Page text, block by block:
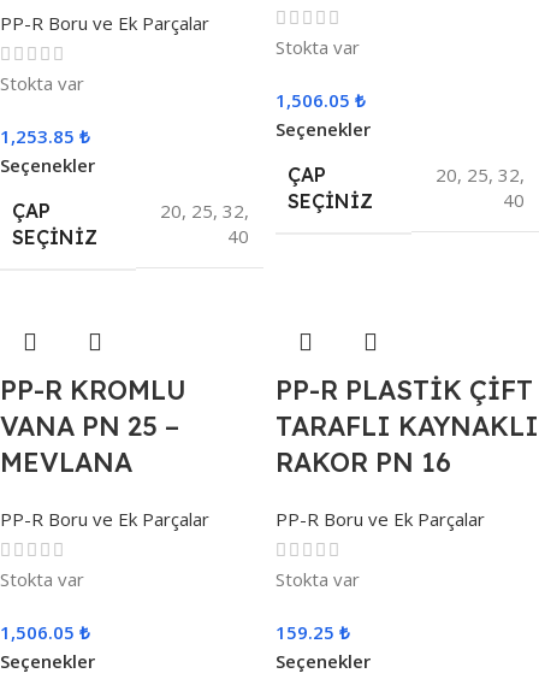
PP-R Boru ve Ek Parçalar
Stokta var
1,253.85 ₺
Seçenekler
ÇAP
SEÇINIZ
20, 25, 32,
40
Stokta var
1,506.05 ₺
Seçenekler
ÇAP
SEÇINIZ
20, 25, 32,
40
PP-R KROMLU
VANA PN 25 –
MEVLANA
PP-R Boru ve Ek Parçalar
Stokta var
1,506.05 ₺
Seçenekler
PP-R PLASTİK ÇİFT
TARAFLI KAYNAKLI
RAKOR PN 16
PP-R Boru ve Ek Parçalar
Stokta var
159.25 ₺
Seçenekler